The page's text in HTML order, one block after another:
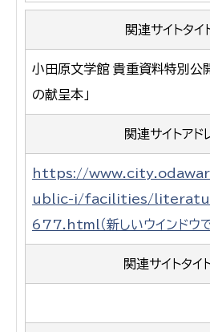
関連サイトタイ
小田原文学館 貴重資料特別公
の献呈本」
関連サイトアド
https://
ublic-i/facilities/
677.html（新しいウインドウで
関連サイトタイ